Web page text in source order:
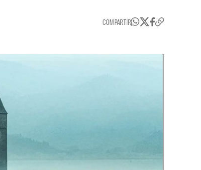
COMPARTIR